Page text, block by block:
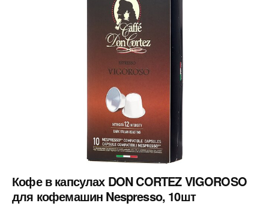
Кофе в капсулах DON CORTEZ VIGOROSO
для кофемашин Nespresso, 10шт